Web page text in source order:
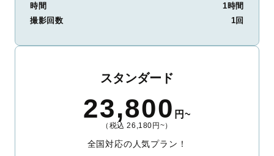
時間
1時間
撮影回数
1回
スタンダード
23,800 円~
（税込 26,180円~）
全国対応の人気プラン！